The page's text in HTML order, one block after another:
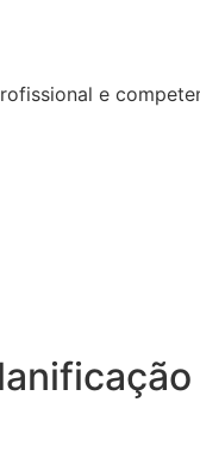
e